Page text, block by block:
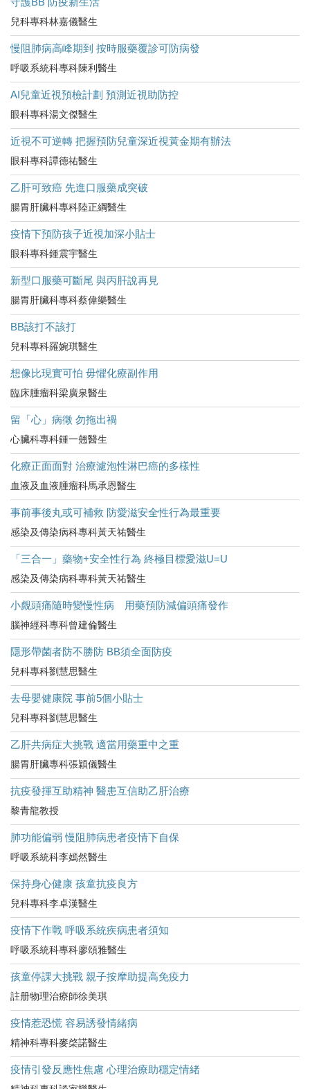
兒科專科林嘉儀醫生
慢阻肺病高峰期到 按時服藥覆診可防病發
呼吸系統科專科陳利醫生
AI兒童近視預檢計劃 預測近視助防控
眼科專科湯文傑醫生
近視不可逆轉 把握預防兒童深近視黃金期有辦法
眼科專科譚德祐醫生
乙肝可致癌 先進口服藥成突破
腸胃肝臟科專科陸正綱醫生
疫情下預防孩子近視加深小貼士
眼科專科鍾震宇醫生
新型口服藥可斷尾 與丙肝說再見
腸胃肝臟科專科蔡偉樂醫生
BB該打不該打
兒科專科羅婉琪醫生
想像比現實可怕 毋懼化療副作用
臨床腫瘤科梁廣泉醫生
留「心」病徵 勿拖出禍
心臟科專科鍾一翹醫生
化療正面面對 治療濾泡性淋巴癌的多樣性
血液及血液腫瘤科馬承恩醫生
事前事後丸或可補救 防愛滋安全性行為最重要
感染及傳染病科專科黃天祐醫生
「三合一」藥物+安全性行為 終極目標愛滋U=U
感染及傳染病科專科黃天祐醫生
小覤頭痛隨時變慢性病 用藥預防減偏頭痛發作
腦神經科專科曾建倫醫生
隱形帶菌者防不勝防 BB須全面防疫
兒科專科劉慧思醫生
去母嬰健康院 事前5個小貼士
兒科專科劉慧思醫生
乙肝共病症大挑戰 適當用藥重中之重
腸胃肝臟專科張穎儀醫生
抗疫發揮互助精神 醫患互信助乙肝治療
黎青龍教授
肺功能偏弱 慢阻肺病患者疫情下自保
呼吸系統科李嫣然醫生
保持身心健康 孩童抗疫良方
兒科專科李卓漢醫生
疫情下作戰 呼吸系統疾病患者須知
呼吸系統科專科廖頌雅醫生
孩童停課大挑戰 親子按摩助提高免疫力
註册物理治療師徐美琪
疫情惹恐慌 容易誘發情緒病
精神科專科麥棨諾醫生
疫情引發反應性焦慮 心理治療助穩定情緒